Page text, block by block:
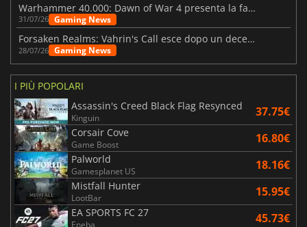
Warhammer 40.000: Dawn of War 4 presenta la fazione dei Necron
31/07/26 Gaming News
Forsaken Realms: Vahrin's Call esce dopo un decennio di sviluppo
28/07/26 Gaming News
I PIÙ POPOLARI
Assassin's Creed Black Flag Resynced
Kinguin 37.75€
Corsair Cove
Game Boost 16.80€
Palworld
Gamesplanet US 18.16€
Mistfall Hunter
LootBar 15.95€
EA SPORTS FC 27 45.73€